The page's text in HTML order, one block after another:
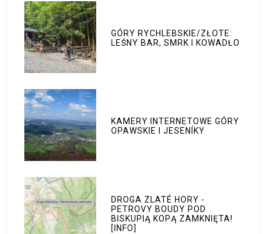
GÓRY RYCHLEBSKIE/ZŁOTE:
LEŚNY BAR, SMRK I KOWADŁO
KAMERY INTERNETOWE GÓRY
OPAWSKIE I JESENÍKY
DROGA ZLATÉ HORY -
PETROVY BOUDY POD
BISKUPIĄ KOPĄ ZAMKNIĘTA!
[INFO]